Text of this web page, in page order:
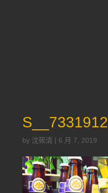
S__7331912
by 沈筱清 | 6 月 7, 2019